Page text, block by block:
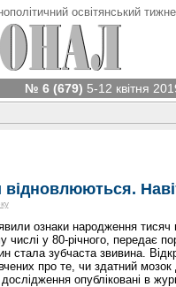
освітянський
№ 6 (679) 5-12 квітня
відновлюються.
ознаки народження
у 80-річного, передає
стала зубчаста звивина.
про те, чи здатний
опубліковані в